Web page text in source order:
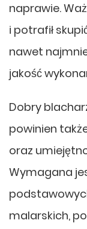
naprawie.
i potrafił
nawet
jakość
Dobry
powinien
oraz
Wymagana
malarskich,